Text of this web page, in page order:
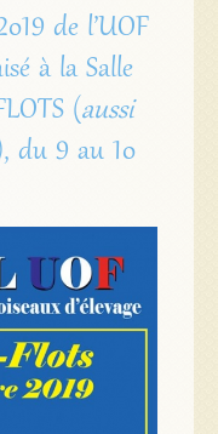
de l’UOF
à la Salle
(aussi
du 9 au 10